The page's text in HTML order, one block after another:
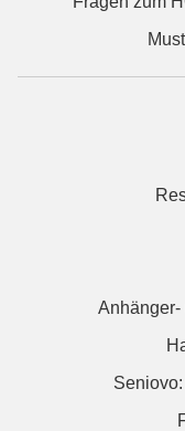
Anhänger-